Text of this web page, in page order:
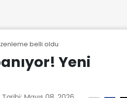
belli oldu
Yeni